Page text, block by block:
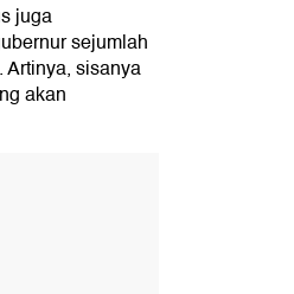
juga
sejumlah
Artinya, sisanya
akan